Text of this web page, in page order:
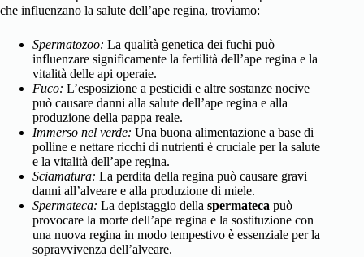
che influenzano la salute dell’ape regina, troviamo:
Spermatozoo: La qualità genetica dei fuchi può
influenzare significamente la fertilità dell’ape regina e la
vitalità delle api operaie.
Fuco: L’esposizione a pesticidi e altre sostanze nocive
può causare danni alla salute dell’ape regina e alla
produzione della pappa reale.
Immerso nel verde: Una buona alimentazione a base di
polline e nettare ricchi di nutrienti è cruciale per la salute
e la vitalità dell’ape regina.
Sciamatura: La perdita della regina può causare gravi
danni all’alveare e alla produzione di miele.
Spermateca: La depistaggio della spermateca può
provocare la morte dell’ape regina e la sostituzione con
una nuova regina in modo tempestivo è essenziale per la
sopravvivenza dell’alveare.